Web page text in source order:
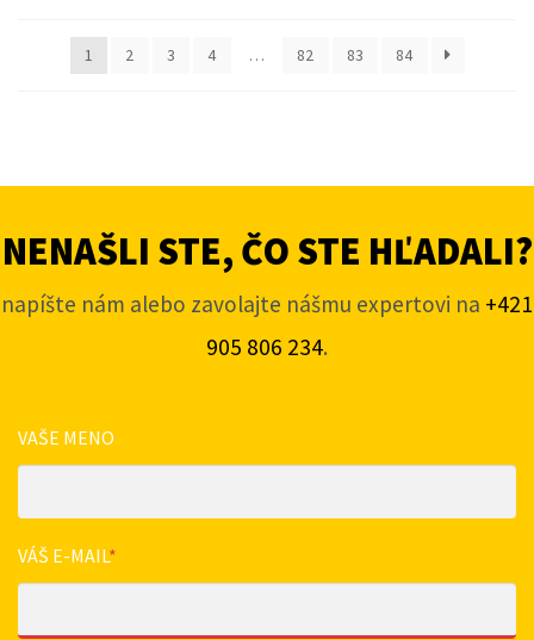
1 2 3 4 … 82 83 84
NENAŠLI STE, ČO STE HĽADALI?
napíšte nám alebo zavolajte nášmu expertovi na +421
905 806 234.
VAŠE MENO
VÁŠ E-MAIL*